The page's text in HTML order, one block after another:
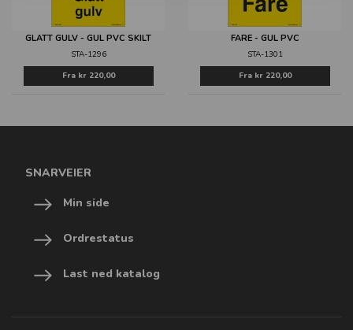
GLATT GULV - GUL PVC SKILT
STA-1296
Fra kr 220,00
FARE - GUL PVC
STA-1301
Fra kr 220,00
SNARVEIER
Min side
Ordrestatus
Last ned katalog